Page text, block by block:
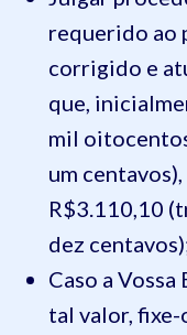
requerido ao
corrigido e
que,
mil
um
R$3.110,10
dez
Caso a
tal valor, fixe-